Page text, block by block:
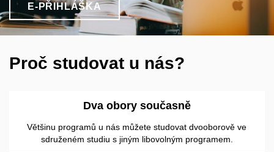
E-PŘIHLÁŠKA
Proč studovat u nás?
Dva obory současně
Většinu programů u nás můžete studovat dvooborově ve
sdruženém studiu s jiným libovolným programem.